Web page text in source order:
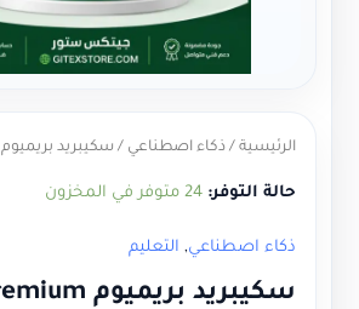
الرئيسية/ ذكاء اصطناعي / سكيبريد بريميوم Scribd Premium
سكيبريد بريميوم Scribd Premium
حالة التوفر: 24 متوفر في المخزون
ذكاء اصطناعي, التعليم